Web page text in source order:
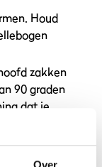
Houd
zakken
90 graden
dat je